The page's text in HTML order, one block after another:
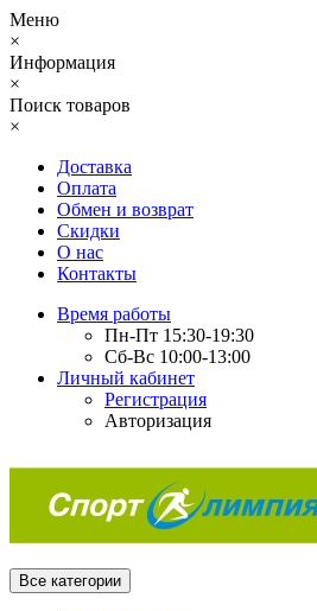
Меню
×
Информация
×
Поиск товаров
×
Доставка
Оплата
Обмен и возврат
Скидки
О нас
Контакты
Время работы
Пн-Пт 15:30-19:30
Сб-Вс 10:00-13:00
Личный кабинет
Регистрация
Авторизация
Все категории